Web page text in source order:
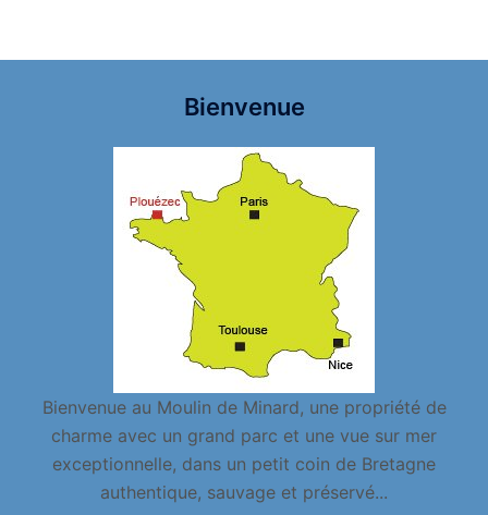
Bienvenue
Bienvenue au Moulin de Minard, une propriété de
charme avec un grand parc et une vue sur mer
exceptionnelle, dans un petit coin de Bretagne
authentique, sauvage et préservé...